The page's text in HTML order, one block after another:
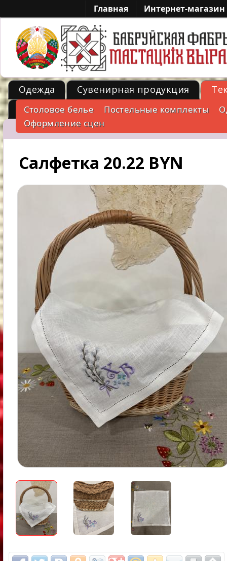
Главная Интернет-магазин
-->
Одежда Сувенирная продукция
Столовое белье Постельные комплекты
Оформление сцен
Металл
Салфетка 20.22 BYN